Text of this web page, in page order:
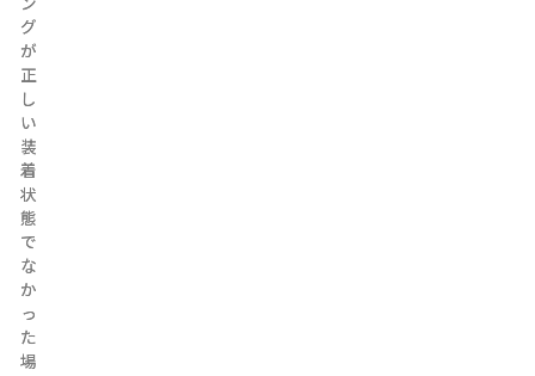
グ
が
正
し
い
装
着
状
態
で
な
か
っ
た
場
グ
が
正
し
い
装
着
状
態
で
な
か
っ
た
場